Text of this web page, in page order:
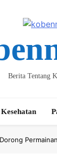
Berita Tentang